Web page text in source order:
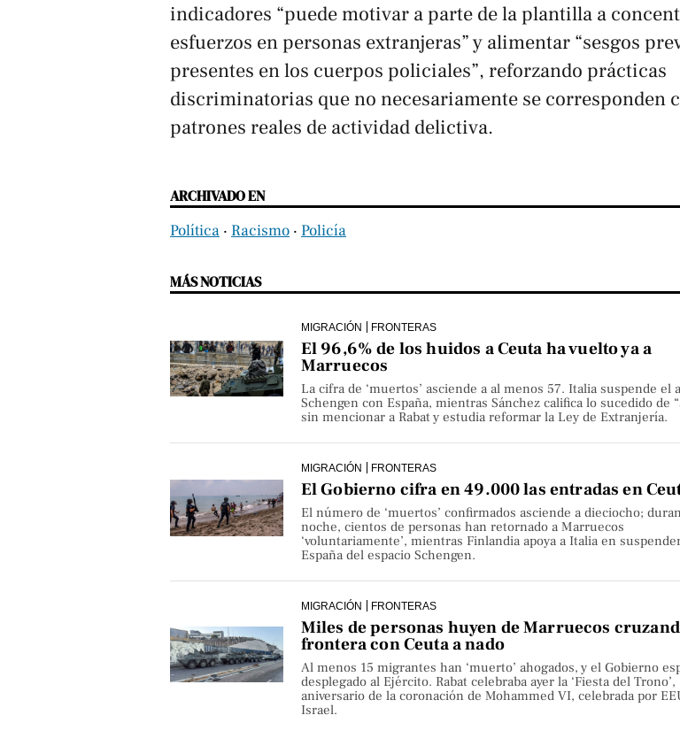
indicadores “puede motivar a parte de la plantilla a
esfuerzos en personas extranjeras” y alimentar “sesgos
presentes en los cuerpos policiales”, reforzando prácticas
discriminatorias que no necesariamente se corresponden
patrones reales de actividad delictiva.
ARCHIVADO EN
Política ‧ Racismo ‧ Policía
MÁS NOTICIAS
MIGRACIÓN FRONTERAS
El 96,6% de los huidos a Ceuta ha vuelto ya a
Marruecos
La cifra de ‘muertos’ asciende a al menos 57. Italia suspende el
Schengen con España, mientras Sánchez califica lo sucedido de
sin mencionar a Rabat y estudia reformar la Ley de Extranjería.
MIGRACIÓN FRONTERAS
El Gobierno cifra en 49.000 las entradas en
El número de ‘muertos’ confirmados asciende a dieciocho;
noche, cientos de personas han retornado a Marruecos
‘voluntariamente’, mientras Finlandia apoya a Italia en
España del espacio Schengen.
MIGRACIÓN FRONTERAS
Miles de personas huyen de Marruecos
frontera con Ceuta a nado
Al menos 15 migrantes han ‘muerto’ ahogados, y el Gobierno
desplegado al Ejército. Rabat celebraba ayer la ‘Fiesta del Trono’,
aniversario de la coronación de Mohammed VI, celebrada por
Israel.